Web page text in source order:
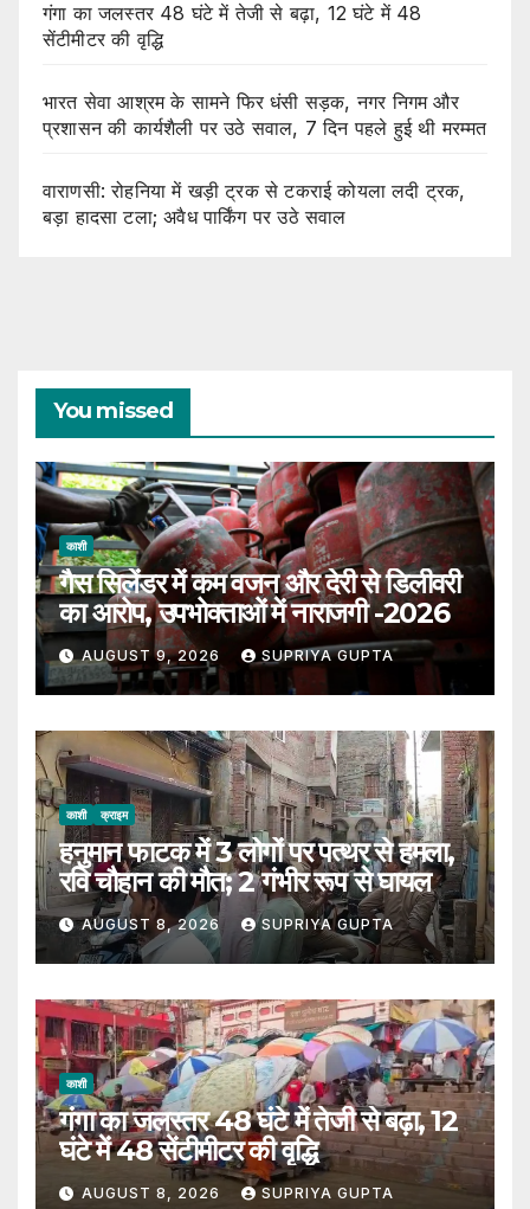
गंगा का जलस्तर 48 घंटे में तेजी से बढ़ा, 12 घंटे में 48
सेंटीमीटर की वृद्धि
भारत सेवा आश्रम के सामने फिर धंसी सड़क, नगर निगम और
प्रशासन की कार्यशैली पर उठे सवाल, 7 दिन पहले हुई थी मरम्मत
वाराणसी: रोहनिया में खड़ी ट्रक से टकराई कोयला लदी ट्रक,
बड़ा हादसा टला; अवैध पार्किंग पर उठे सवाल
You missed
काशी
गैस सिलेंडर में कम वजन और देरी से डिलीवरी
का आरोप, उपभोक्ताओं में नाराजगी -2026
AUGUST 9, 2026 SUPRIYA GUPTA
काशी क्राइम
हनुमान फाटक में 3 लोगों पर पत्थर से हमला,
रवि चौहान की मौत; 2 गंभीर रूप से घायल
AUGUST 8, 2026 SUPRIYA GUPTA
काशी
गंगा का जलस्तर 48 घंटे में तेजी से बढ़ा, 12
घंटे में 48 सेंटीमीटर की वृद्धि
AUGUST 8, 2026 SUPRIYA GUPTA